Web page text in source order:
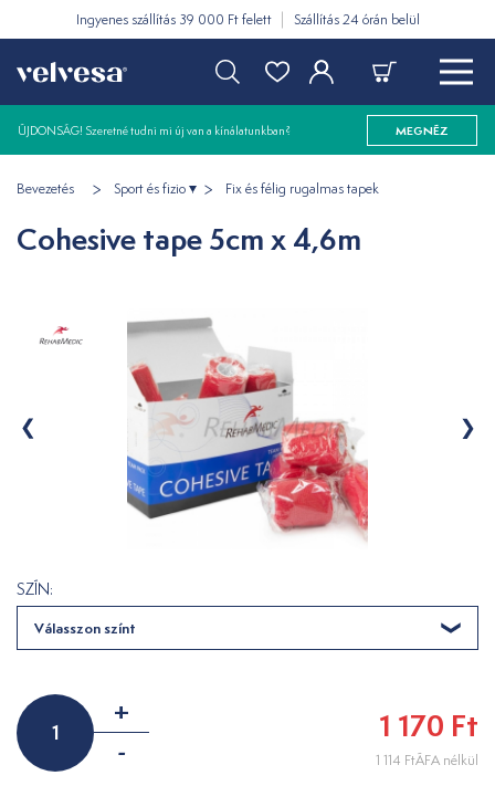
Ingyenes szállítás 39 000 Ft felett Szállítás 24 órán belül
ÚJDONSÁG! Szeretné tudni mi új van a kínálatunkban? MEGNÉZ
Bevezetés Sport és fizio Fix és félig rugalmas tapek
Cohesive tape 5cm x 4,6m
SZÍN:
Válasszon színt
+
-
1 170 Ft
1 114 FtÁFA nélkül